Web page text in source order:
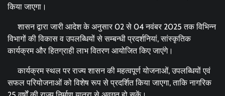
किया जाएगा।
शासन द्वारा जारी आदेश के अनुसार 02 से 04 नवंबर 2025 तक विभिन्न
विभागों की विकास व उपलब्धियों से सम्बन्धी प्रदर्शनियां, सांस्कृतिक
कार्यक्रम और हितग्राही लाभ वितरण आयोजित किए जाएंगे।
कार्यक्रम स्थल पर राज्य शासन की महत्वपूर्ण योजनाओं, उपलब्धियों एवं
सफल परियोजनाओं को विशेष रूप से प्रदर्शित किया जाएगा, ताकि नागरिक